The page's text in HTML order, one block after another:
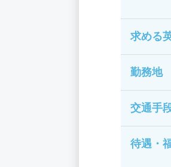
求める
勤務地
交通手
待遇・